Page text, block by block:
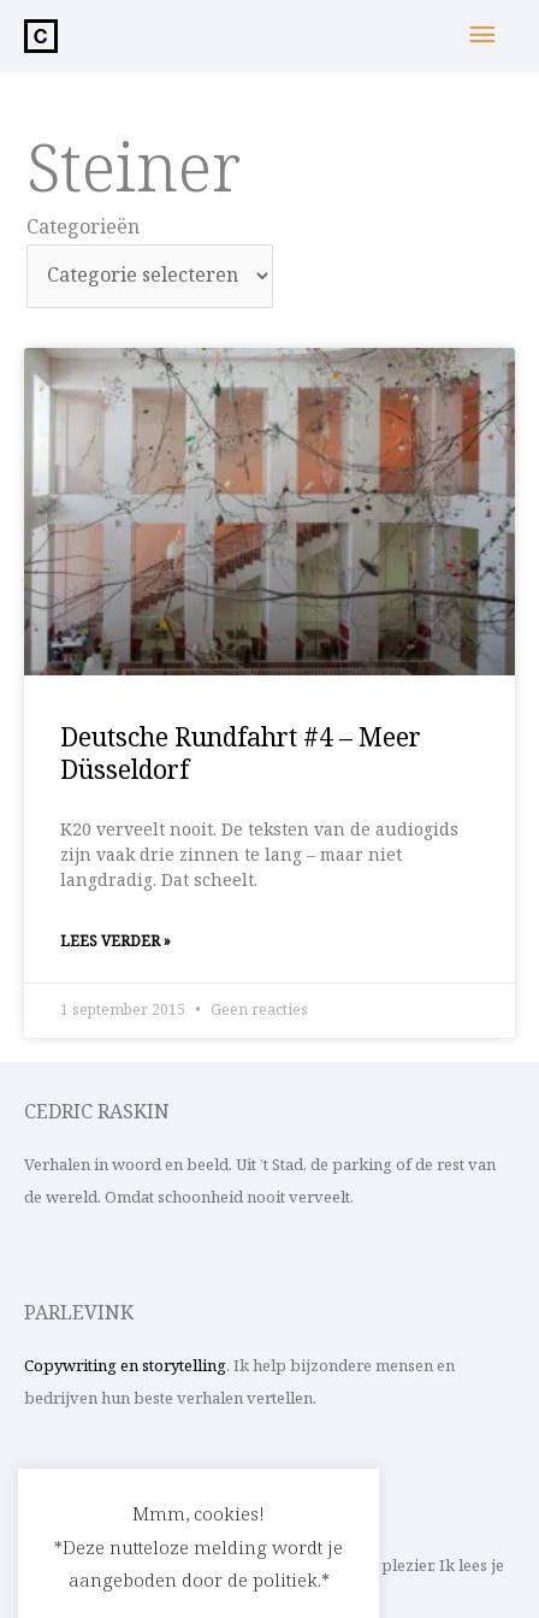
inhoud
Steiner
Categorieën
Categorieën
Deutsche Rundfahrt #4 – Meer
Düsseldorf
K20 verveelt nooit. De teksten van de audiogids
zijn vaak drie zinnen te lang – maar niet
langdradig. Dat scheelt.
LEES VERDER »
1 september 2015 Geen reacties
CEDRIC RASKIN
Verhalen in woord en beeld. Uit ’t Stad, de parking of de rest van
de wereld. Omdat schoonheid nooit verveelt.
PARLEVINK
Copywriting en storytelling. Ik help bijzondere mensen en
bedrijven hun beste verhalen vertellen.
Schrijf ik straks mee aan jouw verhaal? Met veel plezier. Ik lees je
heel graag op
cedric@parlevink.be
Mmm, cookies!
*Deze nutteloze melding wordt je
aangeboden door de politiek.*